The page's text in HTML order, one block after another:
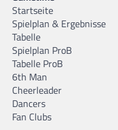
Startseite
Spielplan & Ergebnisse
Tabelle
Spielplan ProB
Tabelle ProB
6th Man
Cheerleader
Dancers
Fan Clubs